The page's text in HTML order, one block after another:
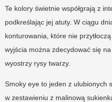
Te kolory świetnie współgrają z
podkreślając jej atuty. W ciągu
konturowania, które nie
wyjścia można zdecydować się
wyostrzy rysy twarzy.
Smoky eye to jeden z ulubionych
w zestawieniu z malinową